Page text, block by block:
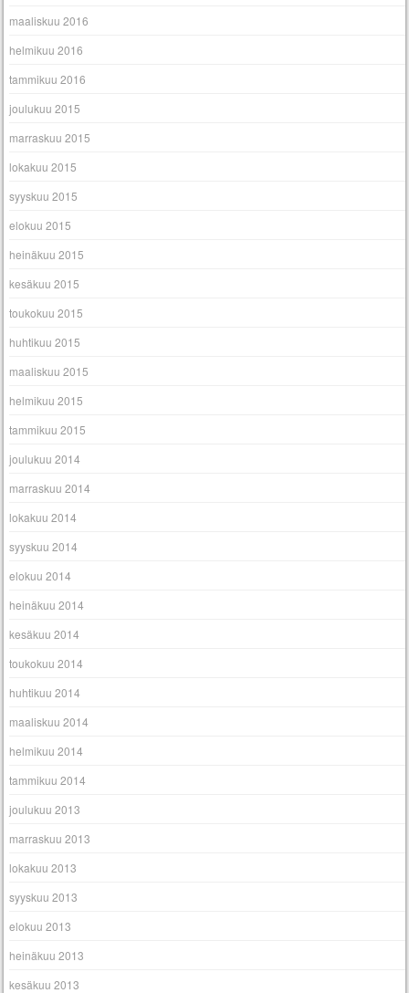
maaliskuu 2016
helmikuu 2016
tammikuu 2016
joulukuu 2015
marraskuu 2015
lokakuu 2015
syyskuu 2015
elokuu 2015
heinäkuu 2015
kesäkuu 2015
toukokuu 2015
huhtikuu 2015
maaliskuu 2015
helmikuu 2015
tammikuu 2015
joulukuu 2014
marraskuu 2014
lokakuu 2014
syyskuu 2014
elokuu 2014
heinäkuu 2014
kesäkuu 2014
toukokuu 2014
huhtikuu 2014
maaliskuu 2014
helmikuu 2014
tammikuu 2014
joulukuu 2013
marraskuu 2013
lokakuu 2013
syyskuu 2013
elokuu 2013
heinäkuu 2013
kesäkuu 2013